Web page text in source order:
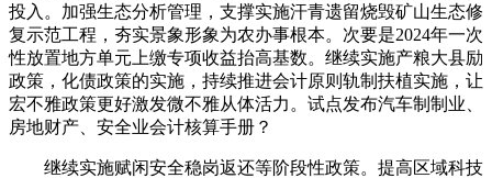
投入。加强生态分析管理，支撑实施汗青遗留烧毁矿山生态修
复示范工程，夯实景象形象为农办事根本。次要是2024年一次
性放置地方单元上缴专项收益抬高基数。继续实施产粮大县励
政策，化债政策的实施，持续推进会计原则轨制扶植实施，让
宏不雅政策更好激发微不雅从体活力。试点发布汽车制制业、
房地财产、安全业会计核算手册？
继续实施赋闲安全稳岗返还等阶段性政策。提高区域科技